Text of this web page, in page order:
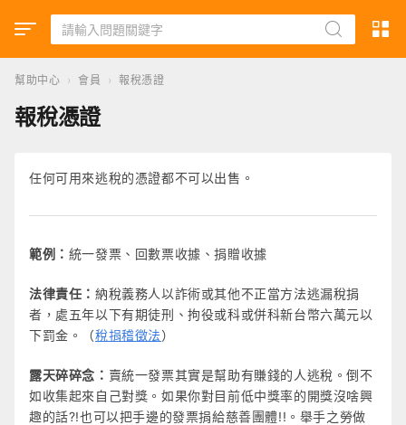
幫助中心 › 會員 › 報稅憑證
報稅憑證
任何可用來逃稅的憑證都不可以出售。
範例： 統一發票、回數票收據、捐贈收據
法律責任： 納稅義務人以詐術或其他不正當方法逃漏稅捐
者，處五年以下有期徒刑、拘役或科或併科新台幣六萬元以
下罰金。（稅捐稽徵法）
露天碎碎念： 賣統一發票其實是幫助有賺錢的人逃稅。倒不
如收集起來自己對獎。如果你對目前低中獎率的開獎沒啥興
趣的話?!也可以把手邊的發票捐給慈善團體!!。舉手之勞做